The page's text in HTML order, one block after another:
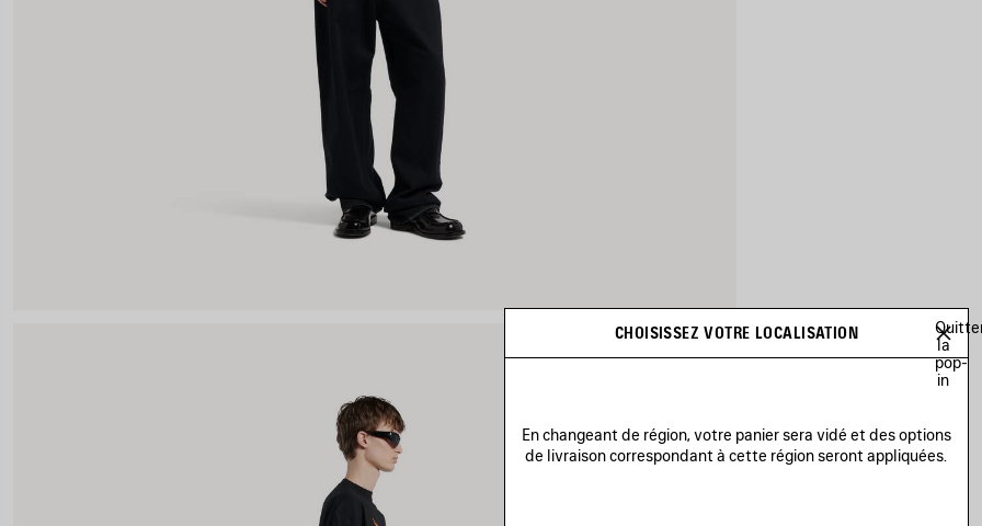
CHOISISSEZ VOTRE LOCALISATION
la
pop-
in
En changeant de région, votre panier sera vidé et des options
de livraison correspondant à cette région seront appliquées.